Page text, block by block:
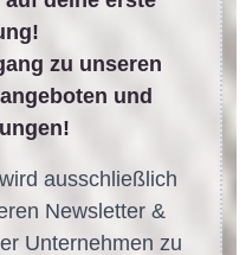
zu unseren
und
ausschließlich
Newsletter &
Unternehmen zu